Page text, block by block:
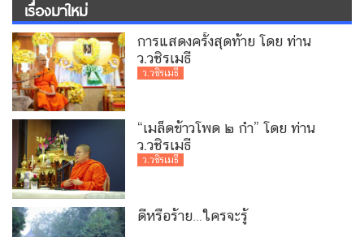
เรื่องมาใหม่
การแสดงครั้งสุดท้าย โดย ท่าน
ว.วชิรเมธี
ว.วชิรเมธี
“เมล็ดข้าวโพด ๒ กำ” โดย ท่าน
ว.วชิรเมธี
ว.วชิรเมธี
ดีหรือร้าย…ใครจะรู้